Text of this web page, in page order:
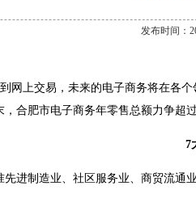
发布时间：
上交易，未来的电子商务将在各
，合肥市电子商务年零售总额力争超
7
制造业、社区服务业、商贸流通